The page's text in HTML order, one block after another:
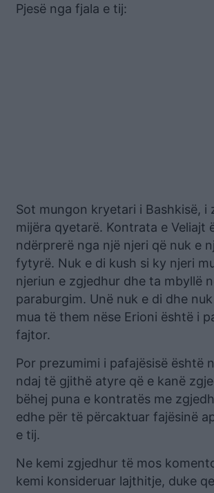
Pjesë nga fjala e tij:
Sot mungon kryetari i Bashkisë, i
mijëra qyetarë. Kontrata e Veliajt
ndërprerë nga një njeri që nuk e
fytyrë. Nuk e di kush si ky njeri
njeriun e zgjedhur dhe ta mbyllë
paraburgim. Unë nuk e di dhe
mua të them nëse Erioni është i
fajtor.
Por prezumimi i pafajësisë është
ndaj të gjithë atyre që e kanë
bëhej puna e kontratës me
edhe për të përcaktuar fajësinë
e tij.
Ne kemi zgjedhur të mos
kemi konsideruar lajthitje, duke